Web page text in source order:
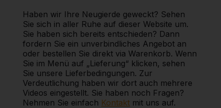
Haben wir Ihre Neugierde geweckt? Sehen
Sie sich in aller Ruhe auf dieser Website um.
Sie haben sich bereits entschieden? Dann
fordern Sie ein unverbindliches Angebot an
oder bestellen Sie direkt via Warenkorb. Wenn
Sie im Menü auf „Lieferung“ klicken, sehen
Sie unsere Lieferbedingungen. Zur
Verdeutlichung haben wir dort auch mehrere
Videos eingestellt. Sie haben noch Fragen?
Nehmen Sie einfach Kontakt mit uns auf.